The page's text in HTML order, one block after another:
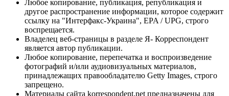
Любое копирование, публикация, републикация и
другое распространение информации, которое содержит
ссылку на "Интерфакс-Украина", EPA / UPG, строго
воспрещается.
Владелец веб-страницы в разделе Я- Корреспондент
является автор публикации.
Любое копирование, перепечатка и воспроизведение
фотографий и/или аудиовизуальных материалов,
принадлежащих правообладателю Getty Images, строго
запрещено.
Материалы сайта korrespondent.net предназначены для